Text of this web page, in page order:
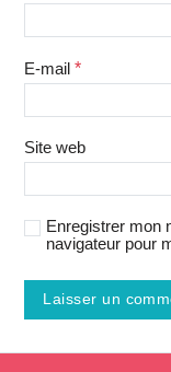
E-mail *
Site web
Enregistrer mon
navigateur pour